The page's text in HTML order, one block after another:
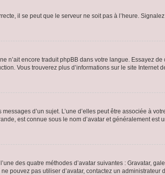
il se peut que le serveur ne soit pas à l’heure.
n’ait encore traduit phpBB dans votre langue. Essayez
Vous trouverez plus d’informations sur le site Internet
d’un sujet. L’une d’elles peut être associée à
est connue sous le nom d’avatar et généralement est
des quatre méthodes d’avatar suivantes : Gravatar,
pouvez pas utiliser d’avatar, contactez un administrateur